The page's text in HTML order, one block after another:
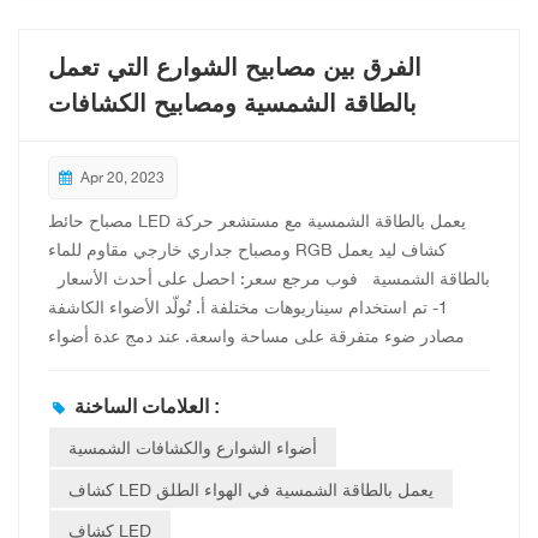
الفرق بين مصابيح الشوارع التي تعمل
بالطاقة الشمسية ومصابيح الكشافات
Apr 20, 2023
مصباح حائط LED يعمل بالطاقة الشمسية مع مستشعر حركة
ومصباح جداري خارجي مقاوم للماء RGB كشاف ليد يعمل
بالطاقة الشمسية فوب مرجع سعر: احصل على أحدث الأسعار
1- تم استخدام سيناريوهات مختلفة أ. تُولّد الأضواء الكاشفة
مصادر ضوء متفرقة على مساحة واسعة. عند دمج عدة أضواء
تُستخدم أجهزة العرض الشمسية عادةً لإضاءة المباني والساحات
أشكال مختلفة من الإشعاع ب. شكل الإضاءة للضوء الشامل هو
العلامات الساخنة :
أضواء الشوارع والكشافات الشمسية
كشاف LED يعمل بالطاقة الشمسية في الهواء الطلق
كشاف LED